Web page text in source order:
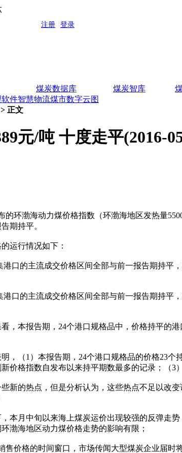
煤炭数据库 煤炭智库
件智慧物流煤市数字云图
正文
元/吨 十度走平(2016-
环渤海动力煤价格指数（环渤海地区发热量
期持平。
运行情况如下：
口的主流成交价格区间全部与前一报告期持平
口的主流成交价格区间全部与前一报告期持平
，本报告期，24个港口规格品中，价格持平的
，（1）本报告期，24个港口规格品的价格23
价格指数自发布以来持平期数最多的记录；（3
新的热点，但是分析认为，这些热点不足以改
本月中旬以来海上煤炭运价出现较强的反弹走
渤海地区动力煤价格走势的影响有限；
价格的时间窗口，市场传闻大型煤炭企业届时